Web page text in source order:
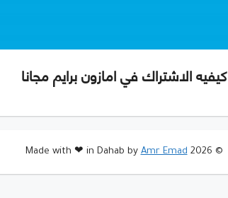
كيفيه الاشتراك في امازون برايم مجانا
© 2026 Made with ❤ in Dahab by
Amr Emad